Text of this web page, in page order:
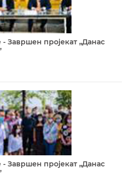
Завршен пројекат „Данас
Завршен пројекат „Данас